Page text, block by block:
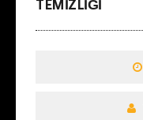
TEMIZLIĞI